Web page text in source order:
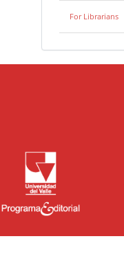
For Librarians